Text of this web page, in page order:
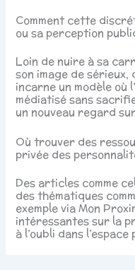
Comment cette
ou sa perception
Loin de nuire à sa
son image de
incarne un modèle où
médiatisé sans
un nouveau regard
Où trouver des
privée des
Des articles comme
des thématiques
exemple via Mon
intéressantes sur la
à l’oubli dans l’espace